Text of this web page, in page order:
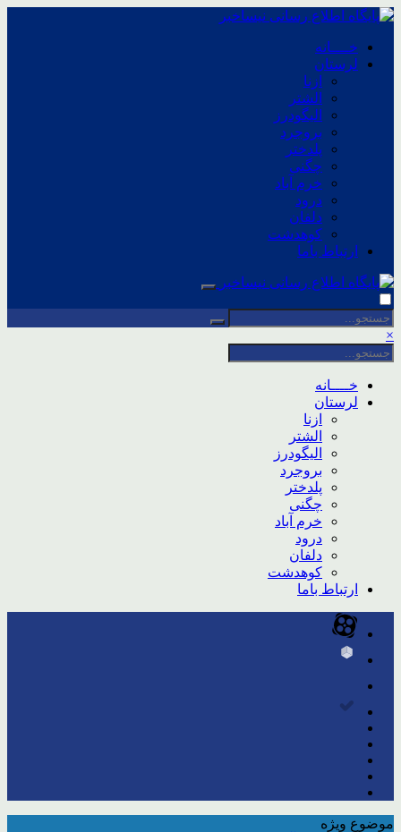
خــــانه
لرستان
ازنا
الشتر
الیگودرز
بروجرد
پلدختر
چگنی
خرم آباد
درود
دلفان
کوهدشت
ارتباط باما
×
خــــانه
لرستان
ازنا
الشتر
الیگودرز
بروجرد
پلدختر
چگنی
خرم آباد
درود
دلفان
کوهدشت
ارتباط باما
موضوع ویژه